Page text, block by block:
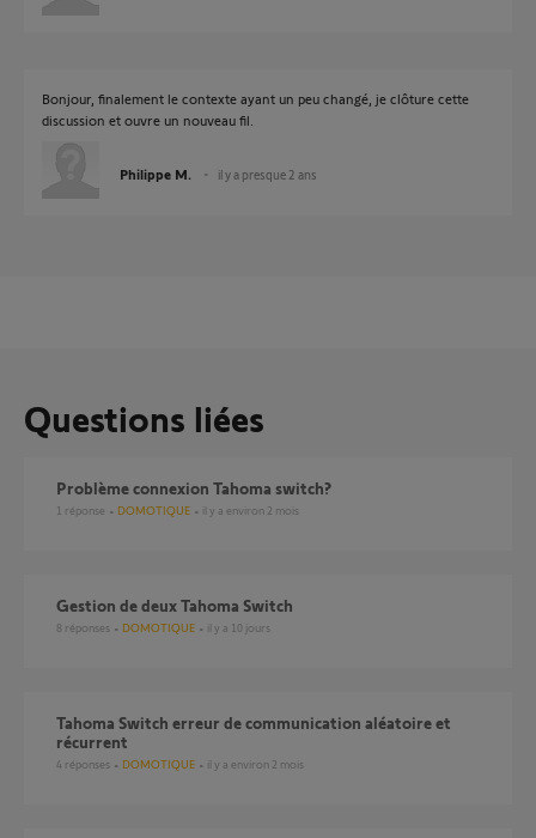
Bonjour, finalement le contexte ayant un peu changé, je clôture cette
discussion et ouvre un nouveau fil.
Philippe M. il y a presque 2 ans
Questions liées
problème connexion Tahoma switch?
1 réponse DOMOTIQUE il y a environ 2 mois
Gestion de deux Tahoma Switch
8 réponses DOMOTIQUE il y a 10 jours
Tahoma Switch erreur de communication aléatoire et
récurrent
4 réponses DOMOTIQUE il y a environ 2 mois